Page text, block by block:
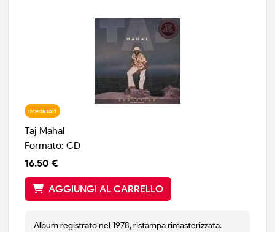
IMPORTATI
Taj Mahal
Formato: CD
16.50 €
AGGIUNGI AL CARRELLO
Album registrato nel 1978, ristampa rimasterizzata.